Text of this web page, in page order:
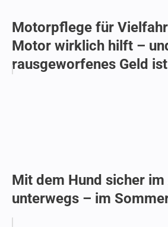
Motorpflege für
Motor wirklich hilft –
rausgeworfenes Geld ist
Mit dem Hund sicher im
unterwegs – im